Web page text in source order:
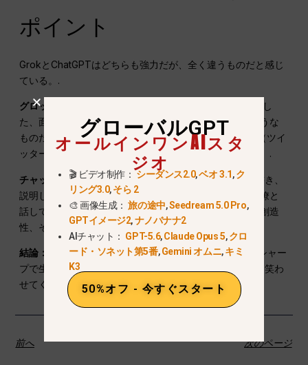
ポイント
GrokとChatGPTはどちらも強力だが、全く違うものだと感じ
ている。.
グロック
は、インターネットの最新トレンドを知り尽くし
た、面白くて皮肉たっぷりの友達とチャットしているような
ものだ。遊び心があり、素早く、ミームやジョーク、X（ツイ
ッター）からのリアルタイムのアップデートに最適です。.
チャットGPT は、プロフェッショナルな方法で文章を書き、
説明し、問題解決できる、よく整理された信頼できる同僚と
話しているようなものだ。トレンドというより、構造、創造
性、そして仕事を成し遂げることが重要なのだ。.
結論：
Grokは楽しく、個性に溢れている。ChatGPTはシャー
プで生産的。ChatGPTは仕事を助けてくれるし、Grokは笑わ
せてくれる。.
前へ 次のページ
グローバルGPT
オールインワンAIスタ
ジオ
🎬 ビデオ制作：シーダンス2.0,ベオ 3.1,ク
リング3.0,そら 2
🎨 画像生成：旅の途中,Seedream 5.0 Pro,
GPTイメージ2,ナノバナナ2
AIチャット： GPT-5.6,Claude Opus 5,クロ
ード・ソネット第5番,Gemini オムニ,キミ
K3
50%オフ - 今すぐスタート